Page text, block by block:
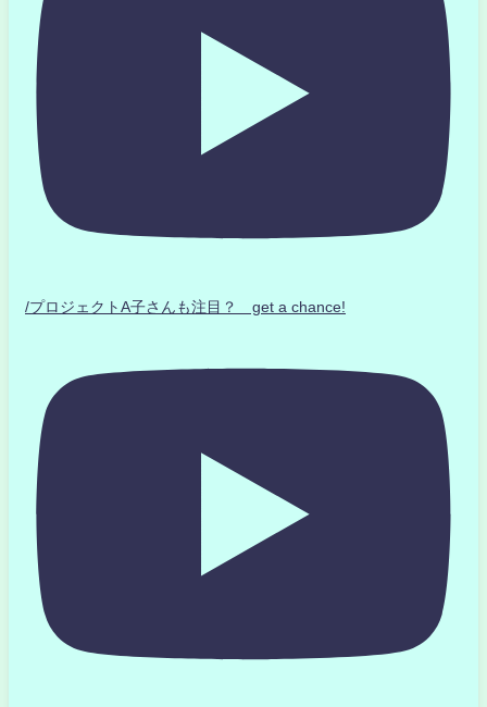
/プロジェクトA子さんも注目？ get a chance!